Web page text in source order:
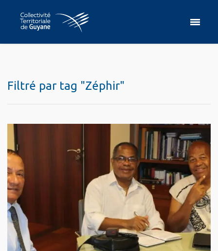
Filtré par tag "Zéphir"